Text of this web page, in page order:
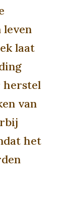
leven
laat
herstel
van
het